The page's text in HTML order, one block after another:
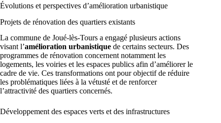
Évolutions et perspectives d’amélioration urbanistique
Projets de rénovation des quartiers existants
La commune de Joué-lès-Tours a engagé plusieurs actions
visant l’amélioration urbanistique de certains secteurs. Des
programmes de rénovation concernent notamment les
logements, les voiries et les espaces publics afin d’améliorer le
cadre de vie. Ces transformations ont pour objectif de réduire
les problématiques liées à la vétusté et de renforcer
l’attractivité des quartiers concernés.
Développement des espaces verts et des infrastructures